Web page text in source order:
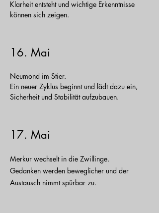
Klarheit entsteht und wichtige Erkenntnisse
können sich zeigen.
16. Mai
Neumond im Stier.
Ein neuer Zyklus beginnt und lädt dazu ein,
Sicherheit und Stabilität aufzubauen.
17. Mai
Merkur wechselt in die Zwillinge.
Gedanken werden beweglicher und der
Austausch nimmt spürbar zu.